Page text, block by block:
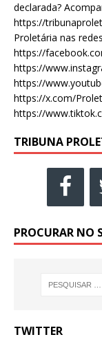
declarada?
https://
Proletária nas
https://
https://
https://
https://x.com/
https://
TRIBUNA
PROCURAR NO
TWITTER